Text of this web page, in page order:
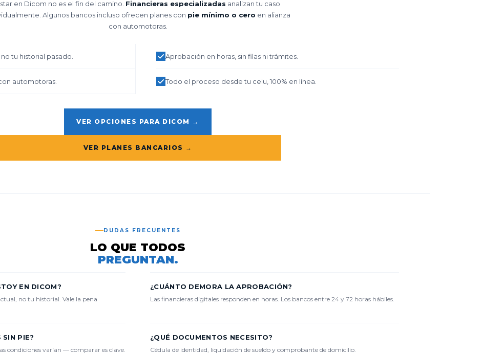
en Dicom no es el fin del camino. Financieras especializadas analizan tu caso
Algunos bancos incluso ofrecen planes con pie mínimo o cero en alianza
con automotoras.
, no tu historial pasado. Aprobación en horas, sin filas ni trámites.
automotoras. Todo el proceso desde tu celu, 100% en línea.
VER OPCIONES PARA DICOM →
VER PLANES BANCARIOS →
DUDAS FRECUENTES
LO QUE TODOS
PREGUNTAN.
EN DICOM?
no tu historial. Vale la pena
¿CUÁNTO DEMORA LA APROBACIÓN?
Las financieras digitales responden en horas. Los bancos entre 24 y 72 horas hábiles.
SIN PIE?
condiciones varían — comparar es clave.
¿QUÉ DOCUMENTOS NECESITO?
Cédula de identidad, liquidación de sueldo y comprobante de domicilio.